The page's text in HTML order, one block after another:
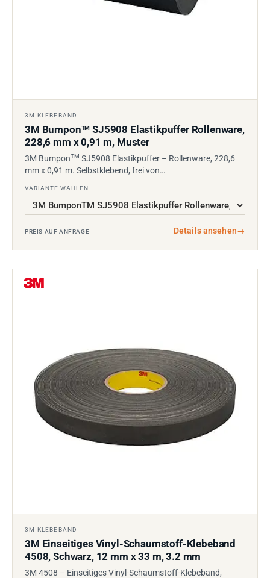
3M KLEBEBAND
3M BumponTM SJ5908 Elastikpuffer Rollenware,
228,6 mm x 0,91 m, Muster
3M BumponTM SJ5908 Elastikpuffer – Rollenware, 228,6
mm x 0,91 m. Selbstklebend, frei von…
VARIANTE WÄHLEN
PREIS AUF ANFRAGE Details ansehen→
3M KLEBEBAND
3M Einseitiges Vinyl-Schaumstoff-Klebeband
4508, Schwarz, 12 mm x 33 m, 3.2 mm
3M 4508 – Einseitiges Vinyl-Schaumstoff-Klebeband,